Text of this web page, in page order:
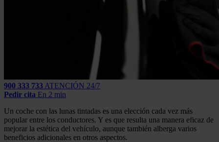
900 333 733 ATENCIÓN 24/7
Pedir cita En 2 min
Un coche con las lunas tintadas es una elección cada vez más
popular entre los conductores. Y es que resulta una manera eficaz de
mejorar la estética del vehículo, aunque también alberga varios
beneficios adicionales en otros aspectos.